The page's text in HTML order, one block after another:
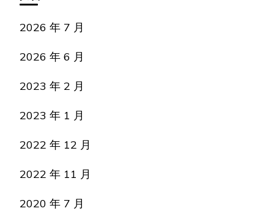
2026 年 7 月
2026 年 6 月
2023 年 2 月
2023 年 1 月
2022 年 12 月
2022 年 11 月
2020 年 7 月